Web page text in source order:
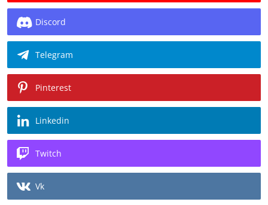
Discord
Telegram
Pinterest
Linkedin
Twitch
Vk